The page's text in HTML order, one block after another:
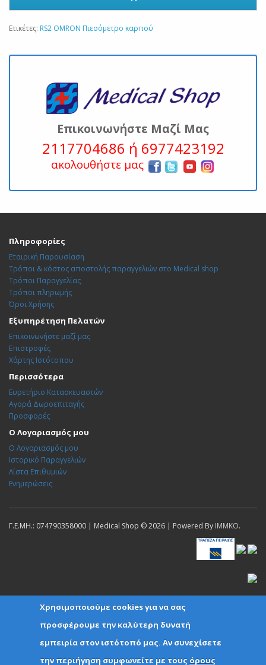
Ετικέτες: RS2 OMRON Πιεσόμετρο καρπού
Επικοινωνήστε Μαζί Μας
2117704686 ή 6977423192
ακολουθήστε μας
Πληροφορίες
Εταιρική Παρουσίαση
Τρόποι & κόστος αποστολής παραγγελιών στο Medical shop
Τρόποι Παραγγελίας
Τρόποι πληρωμής
Όροι Χρήσης
Εξυπηρέτηση Πελατών
Επικοινωνήστε μαζί μας
Επιστροφές
Χάρτης Ιστότοπου
Περισσότερα
Ευρετήριο Κατασκευαστών
Αγορά Δωροεπιταγής
Προσφορές
Ο Λογαριασμός μου
Ο Λογαριασμός μου
Ιστορικό Παραγγελιών
Λίστα Επιθυμιών
Ενημερώσεις
Γ.Ε.ΜΗ.: 074790358000 | Medical Shop © 2026 | Powered By IMMKO.
Χρησιμοποιούμε cookies για να σας
προσφέρουμε την καλύτερη δυνατή
εμπειρία στον ιστότοπό μας. Αν συνεχίσετε
την περιήγηση συμφωνείτε με τους όρους